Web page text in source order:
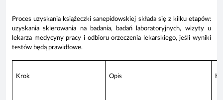
Proces uzyskania książeczki sanepidowskiej składa się z kilku etapów:
uzyskania skierowania na badania, badań laboratoryjnych, wizyty u
lekarza medycyny pracy i odbioru orzeczenia lekarskiego, jeśli wyniki
testów będą prawidłowe.
Krok Opis